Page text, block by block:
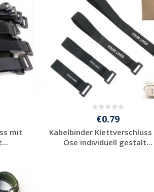
mit
€0.79
Kabelbinder
Öse individuell gestalt...